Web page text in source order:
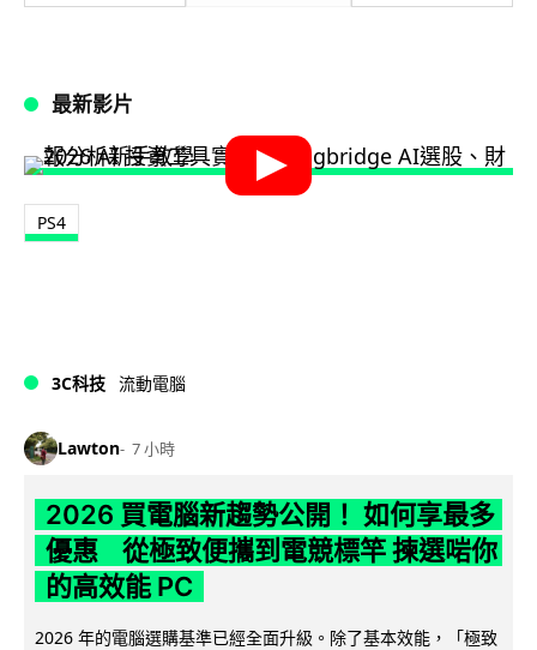
最新影片
PS4
3C科技 流動電腦
Lawton 7 小時
2026 買電腦新趨勢公開！ 如何享最多
優惠 從極致便攜到電競標竿 揀選啱你
的高效能 PC
2026 年的電腦選購基準已經全面升級。除了基本效能，「極致